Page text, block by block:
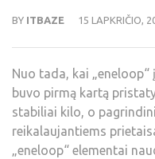
BY ITBAZE 15 LAPKRIČIO,
Nuo tada, kai
buvo pirmą kartą
stabiliai kilo, o
reikalaujantiems
„eneloop“ elementai